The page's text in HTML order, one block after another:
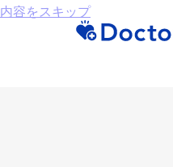
内容をスキップ